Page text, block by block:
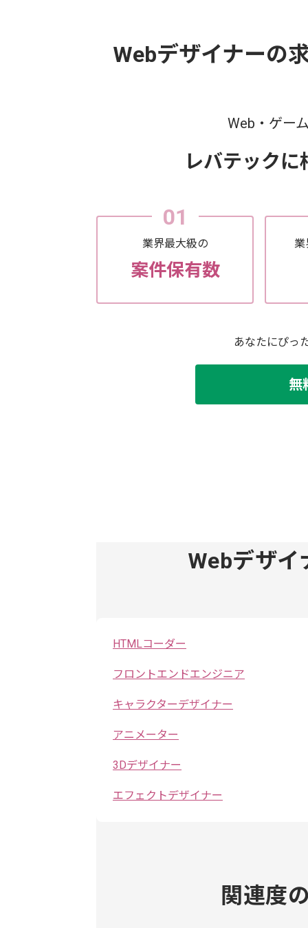
Webデザイナーの
Web・ゲー
レバテック
01
業界最大級の
案件保有数
あなたにぴっ
無
Webデザイ
HTMLコーダー
フロントエンドエンジニア
キャラクターデザイナー
アニメーター
3Dデザイナー
エフェクトデザイナー
関連度